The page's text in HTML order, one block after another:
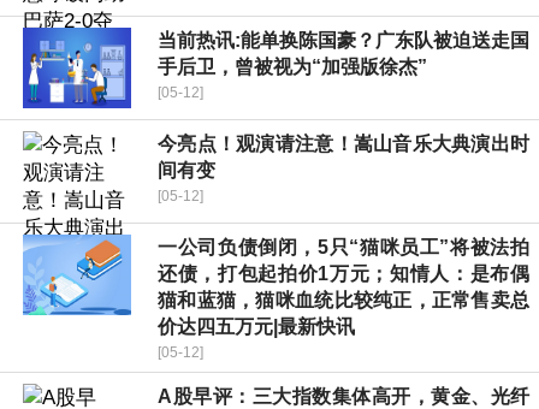
当前热讯:能单换陈国豪？广东队被迫送走国
手后卫，曾被视为“加强版徐杰”
[05-12]
今亮点！观演请注意！嵩山音乐大典演出时
间有变
[05-12]
一公司负债倒闭，5只“猫咪员工”将被法拍
还债，打包起拍价1万元；知情人：是布偶
猫和蓝猫，猫咪血统比较纯正，正常售卖总
价达四五万元|最新快讯
[05-12]
A股早评：三大指数集体高开，黄金、光纤